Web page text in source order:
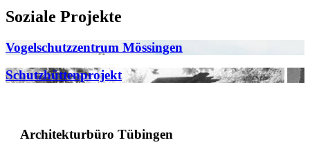
Soziale Projekte
Vogelschutzzentrum Mössingen
Schutzhüttenprojekt
Architekturbüro Tübingen